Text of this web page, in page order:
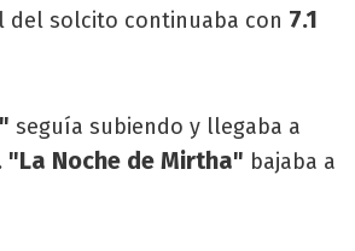
del solcito continuaba con 7.1
seguía subiendo y llegaba a
"La Noche de Mirtha" bajaba a